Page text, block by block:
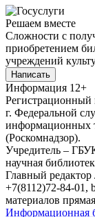
Решаем вместе
Сложности с
приобретением
учреждений
Написать
Информация 12+
г. Федеральной
информационных
(Роскомнадзор).
Учредитель –
научная
Главный
+7(8112)72-84-01,
материалов
Информационная